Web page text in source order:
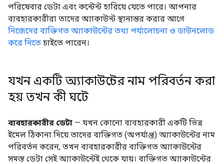
পরিষেবার ডেটা এবং কন্টেন্ট হারিয়ে যেতে পারে। আপনার
ব্যবহারকারীরা তাদের অ্যাকাউন্ট স্থানান্তর করার আগে
নিজেদের ব্যক্তিগত অ্যাকাউন্টের তথ্য পর্যালোচনা ও ডাউনলোড
করে নিতে চাইতে পারেন।
যখন একটি অ্যাকাউন্টের নাম পরিবর্তন করা
হয় তখন কী ঘটে
ব্যবহারকারীর ডেটা — যখন কোনো ব্যবহারকারী একটি ভিন্ন
ইমেল ঠিকানা দিয়ে তাদের ব্যক্তিগত (অপর্যাপ্ত) অ্যাকাউন্টের নাম
পরিবর্তন করেন, তখন ব্যবহারকারীর ব্যক্তিগত অ্যাকাউন্টের
সমস্ত ডেটা সেই অ্যাকাউন্টেই থেকে যায়। ব্যক্তিগত অ্যাকাউন্টের